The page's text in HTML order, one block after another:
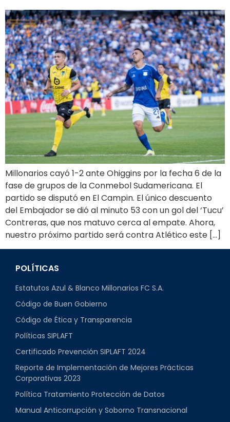
Millonarios cayó 1-2 ante Ohiggins por la fecha 6 de la
fase de grupos de la Conmebol Sudamericana. El
partido se disputó en El Campin. El único descuento
del Embajador se dió al minuto 53 con un gol del ‘Tucu’
Contreras, que nos matuvo cerca al empate. Ahora,
nuestro próximo partido será contra Atlético este […]
POLÍTICAS
Estatutos Azul & Blanco Millonarios FC S.A.
Código de Buen Gobierno
Código de Ética y Transparencia
Políticas SIPLAFT
Certificado Prevención SIPLAFT 2024
Reporte de Implementación de Mejores Prácticas
Corporativas 2023
Política Tratamiento Protección de Datos
Manual Anticorrupción y Soborno Transnacional